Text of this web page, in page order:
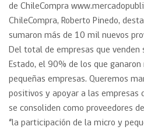
de ChileCompra
ChileCompra, Roberto Pinedo,
sumaron más de 10 mil nuevos
Del total de empresas que venden
Estado, el 90% de los que
pequeñas empresas. Queremos
positivos y apoyar a las empresas
se consoliden como proveedores
“la participación de la micro y